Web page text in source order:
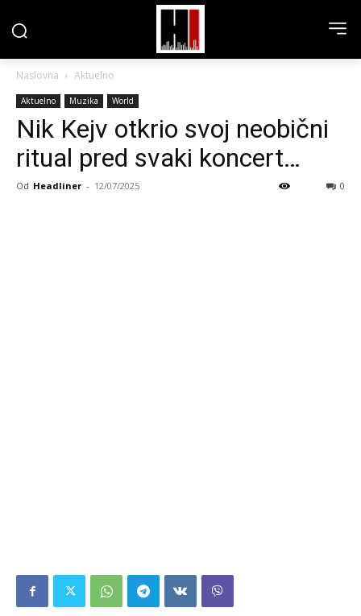
Naslovna Aktuelno
Aktuelno Muzika World
Nik Kejv otkrio svoj neobični
ritual pred svaki koncert…
Od Headliner - 12/07/2025 0